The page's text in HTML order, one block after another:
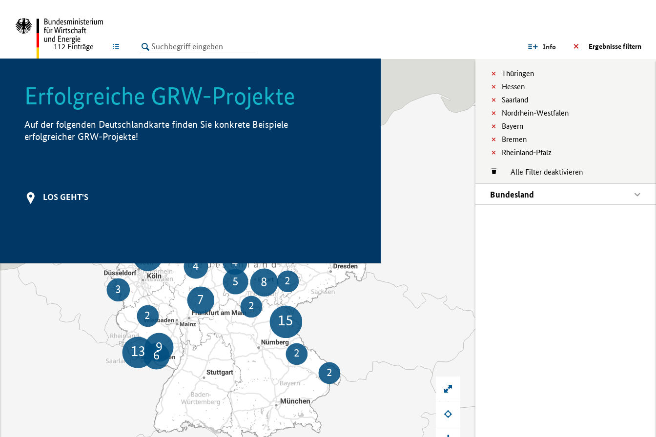
LISTE Ergebnisse filtern
Info
Thüringen
Hessen
Saarland
Nordrhein-Westfalen
Bayern
Bremen
Rheinland-Pfalz
Alle Filter deaktivieren
Bundesland
112 Einträge
Erfolgreiche GRW-Projekte
Auf der folgenden Deutschlandkarte finden Sie konkrete Beispiele
erfolgreicher GRW-Projekte!
LOS GEHT'S